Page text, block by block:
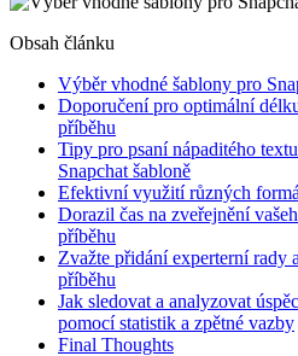
Obsah článku
Výběr vhodné šablony pro
Doporučení pro optimální
příběhu
Tipy pro psaní nápaditého
Snapchat šabloně
Efektivní využití různých
Dorazil čas na zveřejnění
příběhu
Zvažte přidání experterní rady
příběhu
Jak sledovat a analyzovat
pomocí statistik a zpětné vazby
Final Thoughts